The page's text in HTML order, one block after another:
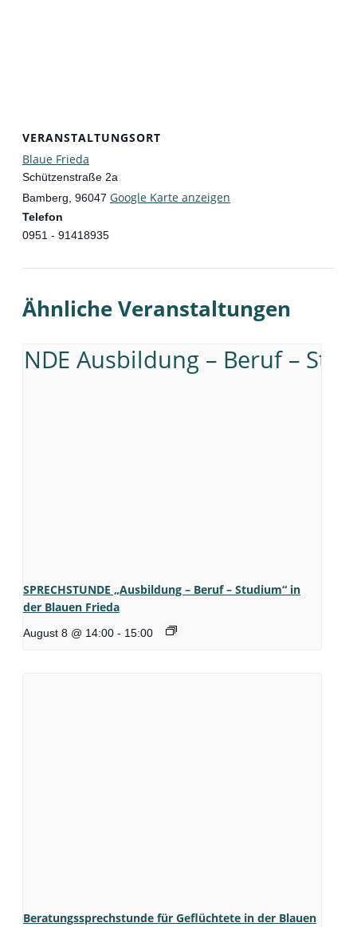
VERANSTALTUNGSORT
Blaue Frieda
Schützenstraße 2a
Bamberg 96047 Google Karte anzeigen
Telefon
0951 - 91418935
Ähnliche Veranstaltungen
SPRECHSTUNDE „Ausbildung – Beruf – Studium“ in
der Blauen Frieda
August 8 @ 14:00 - 15:00
Beratungssprechstunde für Geflüchtete in der Blauen